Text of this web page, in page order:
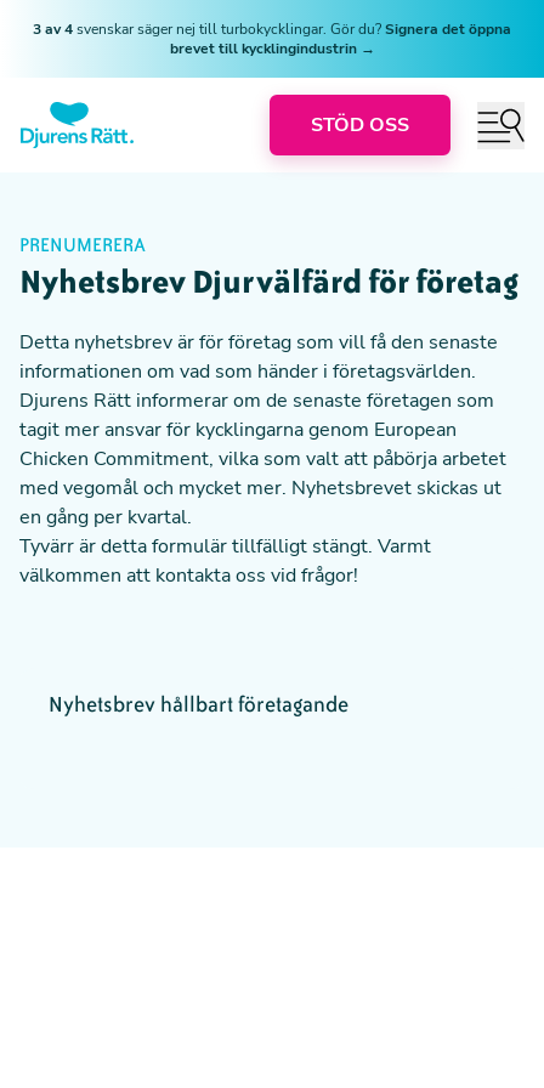
3 av 4svenskar säger nej till turbokycklingar. Gör du?Signera det öppna
brevet till kycklingindustrin →
STÖD OSS
PRENUMERERA
Nyhetsbrev Djurvälfärd för företag
Detta nyhetsbrev är för företag som vill få den senaste
informationen om vad som händer i företagsvärlden.
Djurens Rätt informerar om de senaste företagen som
tagit mer ansvar för kycklingarna genom European
Chicken Commitment, vilka som valt att påbörja arbetet
med vegomål och mycket mer. Nyhetsbrevet skickas ut
en gång per kvartal.
Tyvärr är detta formulär tillfälligt stängt. Varmt
välkommen att kontakta oss vid frågor!
Nyhetsbrev hållbart företagande